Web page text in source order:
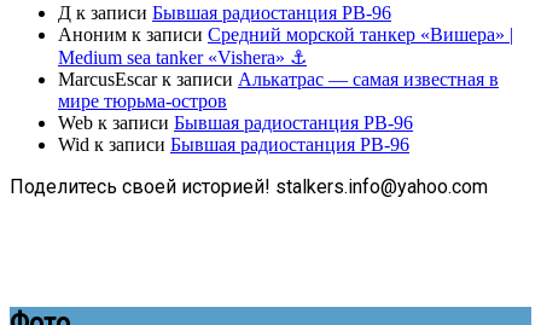
Д к записи Бывшая радиостанция РВ-96
Аноним к записи Средний морской танкер «Вишера» |
Medium sea tanker «Vishera» ⚓
MarcusEscarк записи Алькатрас — самая известная в
мире тюрьма-остров
Web к записи Бывшая радиостанция РВ-96
Wid к записи Бывшая радиостанция РВ-96
Поделитесь своей историей! stalkers.info@yahoo.com